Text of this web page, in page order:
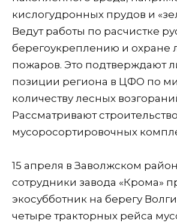
кислогудронных прудов и
Ведут работы по расчистке
берегоукреплению и охране
пожаров. Это подтверждают
позиции региона в ЦФО по
количеству лесных
Рассматривают
мусоросортировочных
15 апреля в Заволжском
сотрудники завода «Крома»
экосубботник на берегу
четыре тракторных рейса